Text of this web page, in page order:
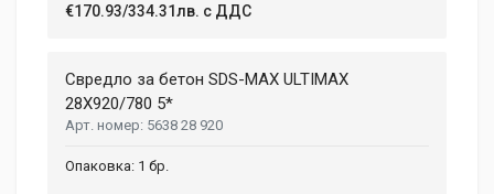
€170.93/334.31лв. с ДДС
Свредло за бетон SDS-MAX ULTIMAX
28X920/780 5*
5638 28 920
1 бр.